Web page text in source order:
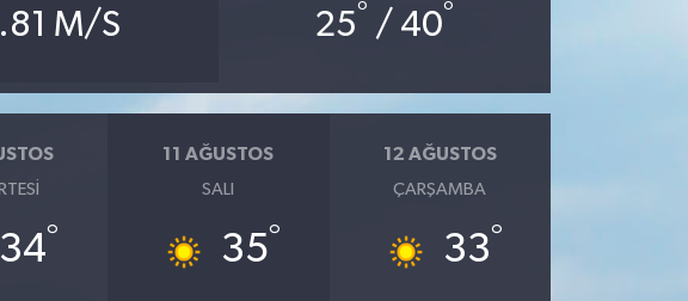
M/S 25° / 40°
34°
11 AĞUSTOS
SALI
35°
12 AĞUSTOS
ÇARŞAMBA
33°